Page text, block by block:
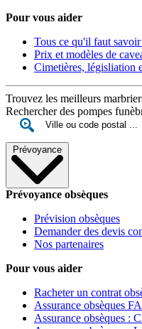
Pour vous aider
Tous ce qu'il faut
Prix et modèles de
Cimetières, législiation
Trouvez les meilleurs
Rechercher des pompes
Prévoyance
Prévoyance obsèques
Prévision obsèques
Demander des devis
Nos partenaires
Pour vous aider
Racheter un contrat
Assurance obsèques
Assurance obsèques :